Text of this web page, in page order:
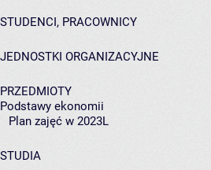
STUDENCI, PRACOWNICY
JEDNOSTKI ORGANIZACYJNE
PRZEDMIOTY
Podstawy ekonomii
Plan zajęć w 2023L
STUDIA